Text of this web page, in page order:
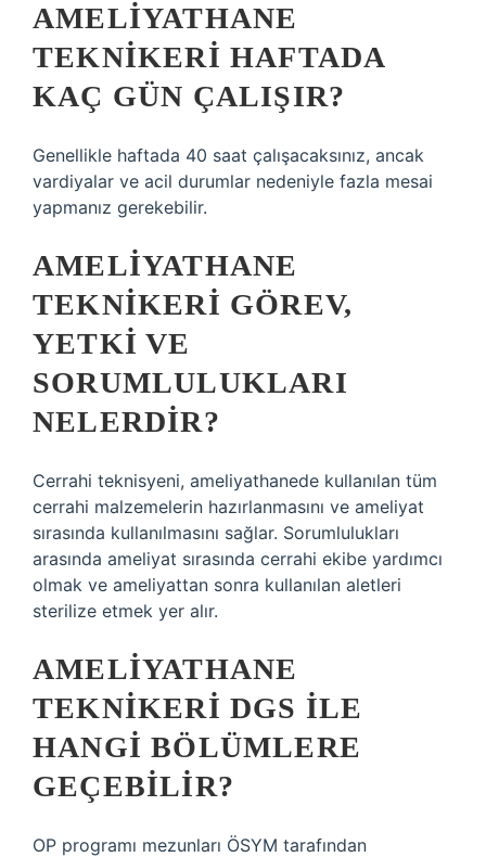
AMELIYATHANE
TEKNIKERI HAFTADA
KAÇ GÜN ÇALIŞIR?
Genellikle haftada 40 saat çalışacaksınız, ancak
vardiyalar ve acil durumlar nedeniyle fazla mesai
yapmanız gerekebilir.
AMELIYATHANE
TEKNIKERI GÖREV,
YETKI VE
SORUMLULUKLARI
NELERDIR?
Cerrahi teknisyeni, ameliyathanede kullanılan tüm
cerrahi malzemelerin hazırlanmasını ve ameliyat
sırasında kullanılmasını sağlar. Sorumlulukları
arasında ameliyat sırasında cerrahi ekibe yardımcı
olmak ve ameliyattan sonra kullanılan aletleri
sterilize etmek yer alır.
AMELIYATHANE
TEKNIKERI DGS ILE
HANGI BÖLÜMLERE
GEÇEBILIR?
OP programı mezunları ÖSYM tarafından